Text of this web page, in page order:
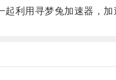
利用寻梦兔加速器，加